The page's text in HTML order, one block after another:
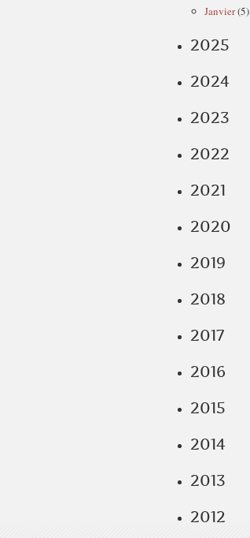
Janvier(5)
2025
2024
2023
2022
2021
2020
2019
2018
2017
2016
2015
2014
2013
2012